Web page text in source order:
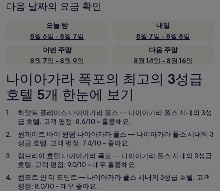
다음 날짜의 요금 확인
오늘 밤
8월 6일 - 8월 7일
내일
8월 7일 - 8월 8일
이번 주말
8월 7일 - 8월 9일
다음 주말
8월 14일 - 8월 16일
나이아가라 폭포의 최고의 3성급
호텔 5개 한눈에 보기
하얏트 플레이스 나이아가라 폴스 — 나이아가라 폴스 시내의 3성
급 호텔. 고객 평점: 8.6/10 ~ 훌륭해요.
윈게이트 바이 윈덤 나이아가라 폴스 — 나이아가라 폴스 시내의 3
성급 호텔. 고객 평점: 7.4/10 ~ 좋아요.
캠브리아 호텔 나이아가라 폭포 — 나이아가라 폴스 시내의 3성급
호텔. 고객 평점: 9.0/10 ~ 매우 훌륭해요.
컴포트 인 더 포인트 — 나이아가라 폴스 시내의 3성급 호텔. 고객
평점: 8.0/10 ~ 매우 좋아요.